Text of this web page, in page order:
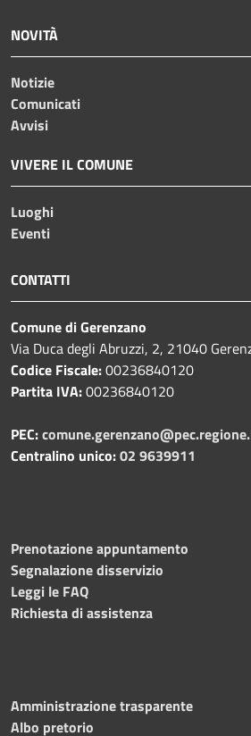
NOVITÀ
Notizie
Comunicati
Avvisi
VIVERE IL COMUNE
Luoghi
Eventi
CONTATTI
Comune di Gerenzano
Via Duca degli Abruzzi, 2, 21040
Codice Fiscale:00236840120
Partita IVA:00236840120
PEC:
Centralino unico:02 9639911
Prenotazione appuntamento
Segnalazione disservizio
Leggi le FAQ
Richiesta di assistenza
Amministrazione trasparente
Albo pretorio